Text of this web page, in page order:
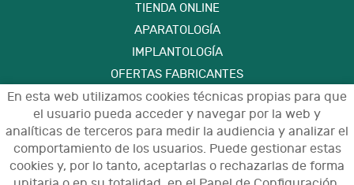
En esta web utilizamos cookies técnicas propias para que
el usuario pueda acceder y navegar por la web y
analíticas de terceros para medir la audiencia y analizar el
comportamiento de los usuarios. Puede gestionar estas
cookies y, por lo tanto, aceptarlas o rechazarlas de forma
TIENDA ONLINE
APARATOLOGÍA
IMPLANTOLOGÍA
OFERTAS FABRICANTES
FORMACIÓN
CONTACTO
Aviso Legal
Política de Privacidad de Datos